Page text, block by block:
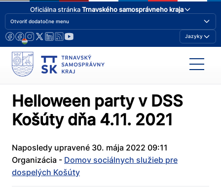
Oficiálna stránkaTrnavského samosprávneho kraja
Otvoriť dodatočne menu
Jazyky
Helloween party v DSS
Košúty dňa 4.11. 2021
Naposledy upravené 30. mája 2022 09:11
Organizácia - Domov sociálnych služieb pre
dospelých Košúty